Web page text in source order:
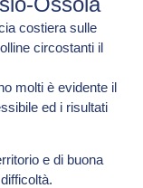
costiera sulle
circostanti il
molti è evidente il
ed i risultati
e di buona